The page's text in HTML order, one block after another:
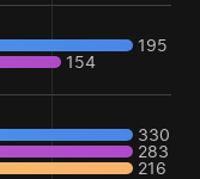
195
154
330
283
216